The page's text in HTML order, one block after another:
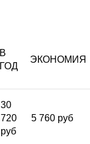
В
ГОД
ЭКОНОМИЯ
30
720
руб
5 760 руб